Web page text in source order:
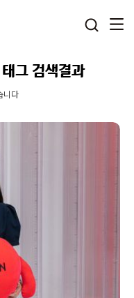
그 검색결과
니다